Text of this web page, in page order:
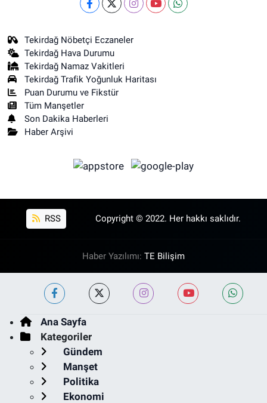
Tekirdağ Nöbetçi Eczaneler
Tekirdağ Hava Durumu
Tekirdağ Namaz Vakitleri
Tekirdağ Trafik Yoğunluk Haritası
Puan Durumu ve Fikstür
Tüm Manşetler
Son Dakika Haberleri
Haber Arşivi
RSS Copyright © 2022. Her hakkı saklıdır.
Haber Yazılımı: TE Bilişim
Ana Sayfa
Kategoriler
Gündem
Manşet
Politika
Ekonomi